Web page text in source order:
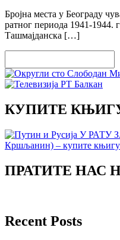
Бројна места у Београду
ратног периода 1941-1944.
Ташмајданска […]
КУПИТЕ
ПРАТИТЕ НАС
Recent Posts